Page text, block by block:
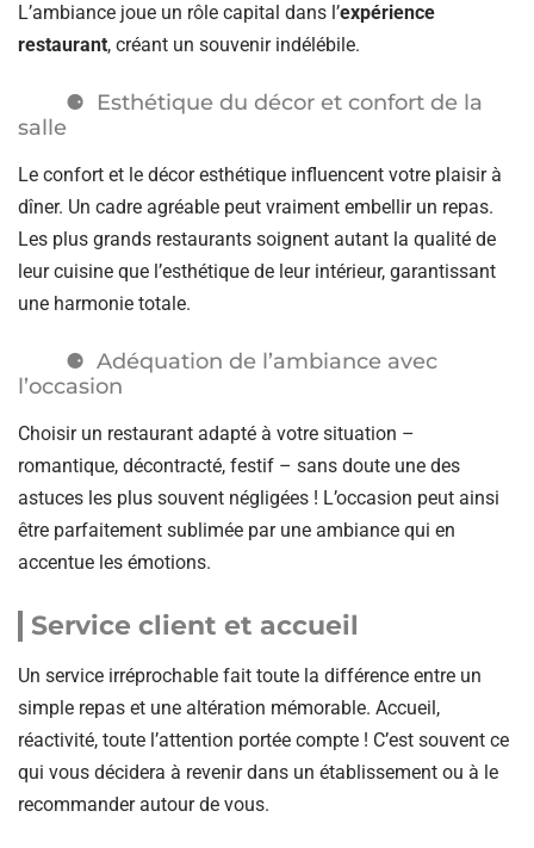
L’ambiance joue un rôle capital dans l’expérience
restaurant, créant un souvenir indélébile.
Esthétique du décor et confort de la
salle
Le confort et le décor esthétique influencent votre plaisir à
dîner. Un cadre agréable peut vraiment embellir un repas.
Les plus grands restaurants soignent autant la qualité de
leur cuisine que l’esthétique de leur intérieur, garantissant
une harmonie totale.
Adéquation de l’ambiance avec
l’occasion
Choisir un restaurant adapté à votre situation –
romantique, décontracté, festif – sans doute une des
astuces les plus souvent négligées ! L’occasion peut ainsi
être parfaitement sublimée par une ambiance qui en
accentue les émotions.
Service client et accueil
Un service irréprochable fait toute la différence entre un
simple repas et une altération mémorable. Accueil,
réactivité, toute l’attention portée compte ! C’est souvent ce
qui vous décidera à revenir dans un établissement ou à le
recommander autour de vous.